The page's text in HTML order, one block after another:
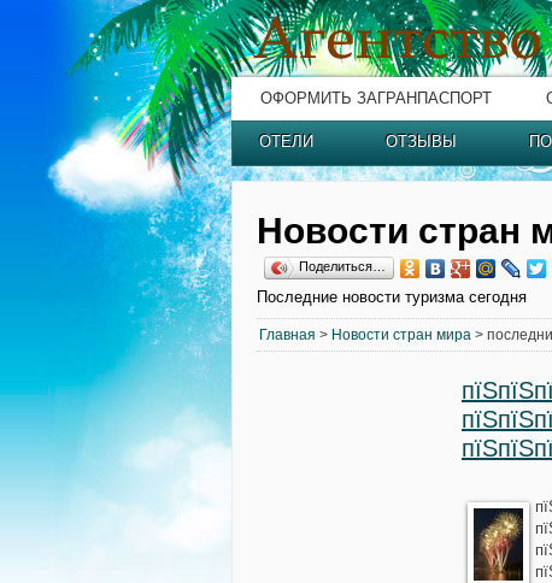
ОФОРМИТЬ ЗАГРАНПАСПОРТ
ОТЕЛИ ОТЗЫВЫ
Новости стран
Поделиться…
Последние новости туризма сегодня
Главная > Новости стран мира >